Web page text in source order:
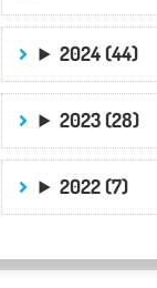
2024 (44)
2023 (28)
2022 (7)